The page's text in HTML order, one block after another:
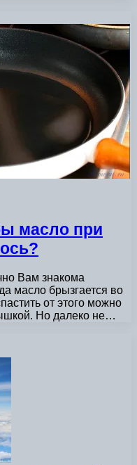
масло при
Вам знакома
масло брызгается во
от этого можно
Но далеко не…